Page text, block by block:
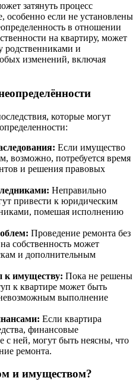
затянуть процесс
особенно если не установлены
в отношении
на квартиру, может
родственниками и
изменений, включая
которые могут
Если имущество
возможно, потребуется время
и решения правовых
Неправильно
привести к юридическим
помешая исполнению
Проведение ремонта без
собственность может
и дополнительным
к имуществу: Пока не решены
к квартире может быть
выполнение
Если квартира
финансовые
с ней, могут быть неясны, что
ремонта.
и имуществом?